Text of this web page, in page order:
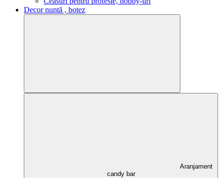
Decor nuntă , botez
Aranjament
candy bar